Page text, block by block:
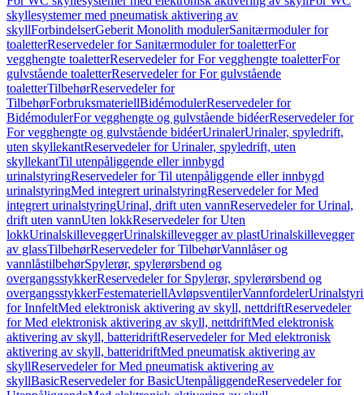
skyllesystemer med pneumatisk aktivering av
skyllForbindelserGeberit Monolith modulerSanitærmoduler for
toaletterReservedeler for Sanitærmoduler for toaletterFor
vegghengte toaletterReservedeler for For vegghengte toaletterFor
gulvstående toaletterReservedeler for For gulvstående
toaletterTilbehørReservedeler for
TilbehørForbruksmateriellBidémodulerReservedeler for
BidémodulerFor vegghengte og gulvstående bidéerReservedeler for
For vegghengte og gulvstående bidéerUrinalerUrinaler, spyledrift,
uten skyllekantReservedeler for Urinaler, spyledrift, uten
skyllekantTil utenpåliggende eller innbygd
urinalstyringReservedeler for Til utenpåliggende eller innbygd
urinalstyringMed integrert urinalstyringReservedeler for Med
integrert urinalstyringUrinal, drift uten vannReservedeler for Urinal,
drift uten vannUten lokkReservedeler for Uten
lokkUrinalskilleveggerUrinalskillevegger av plastUrinalskillevegger
av glassTilbehørReservedeler for TilbehørVannlåser og
vannlåstilbehørSpylerør, spylerørsbend og
overgangsstykkerReservedeler for Spylerør, spylerørsbend og
overgangsstykkerFestemateriellAvløpsventilerVannfordeler
for InnfeltMed elektronisk aktivering av skyll, nettdriftReservedeler
for Med elektronisk aktivering av skyll, nettdriftMed elektronisk
aktivering av skyll, batteridriftReservedeler for Med elektronisk
aktivering av skyll, batteridriftMed pneumatisk aktivering av
skyllReservedeler for Med pneumatisk aktivering av
skyllBasicReservedeler for BasicUtenpåliggendeReservedeler for